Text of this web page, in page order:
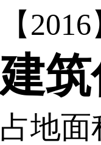
【
建
占地面